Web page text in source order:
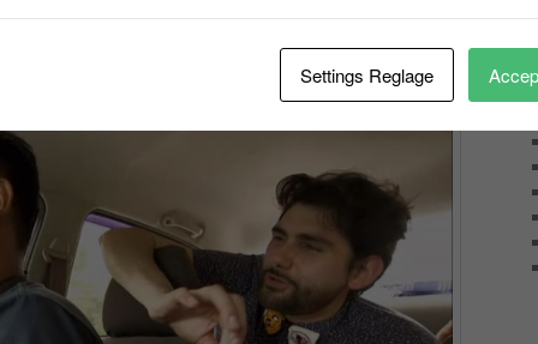
Settings Reglage